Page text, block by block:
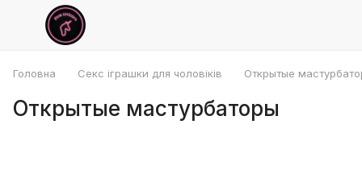
Головна Секс іграшки для чоловіків Открытые
Открытые мастурбаторы